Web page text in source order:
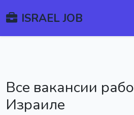
ISRAEL JOB
Все вакансии
Израиле